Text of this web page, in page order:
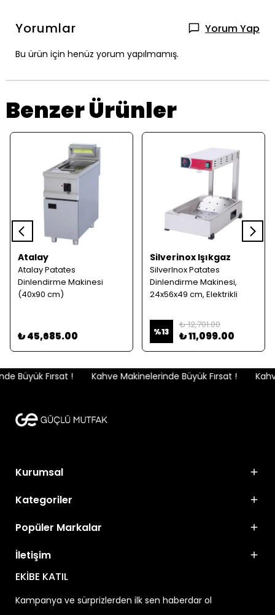
Yorumlar Yorum Yap
Bu ürün için henüz yorum yapılmamış.
Benzer Ürünler
Atalay
Atalay Patates
Dinlendirme Makinesi
(40x90 cm)
₺ 45,685.00
Silverinox Işıkgaz
SilverInox Patates
Dinlendirme Makinesi,
24x56x49 cm, Elektrikli
%13
₺ 12,701.00
₺ 11,099.00
Büyük Fırsat ! Kahve Makinelerinde Büyük Fırsat !
Kurumsal
Kategoriler
Popüler Markalar
İletişim
EKİBE KATIL
Kampanya ve sürprizlerden ilk sen haberdar ol